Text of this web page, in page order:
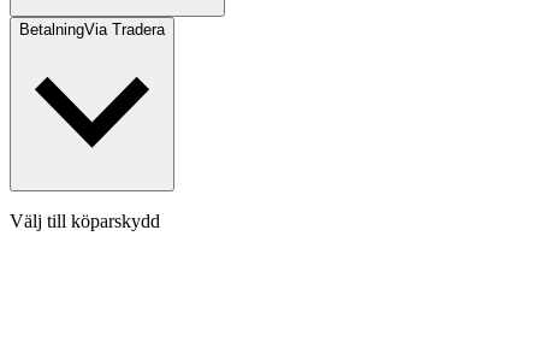
BetalningVia Tradera
Välj till köparskydd